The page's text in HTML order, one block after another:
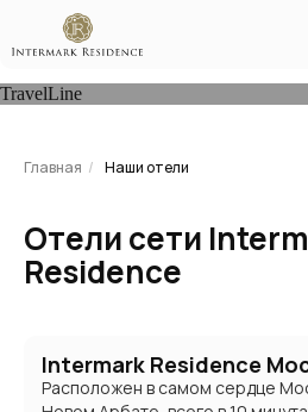
TravelLine
Главная / Наши отели
Отели сети
Residence
Intermark Residence
Расположен в самом сердце